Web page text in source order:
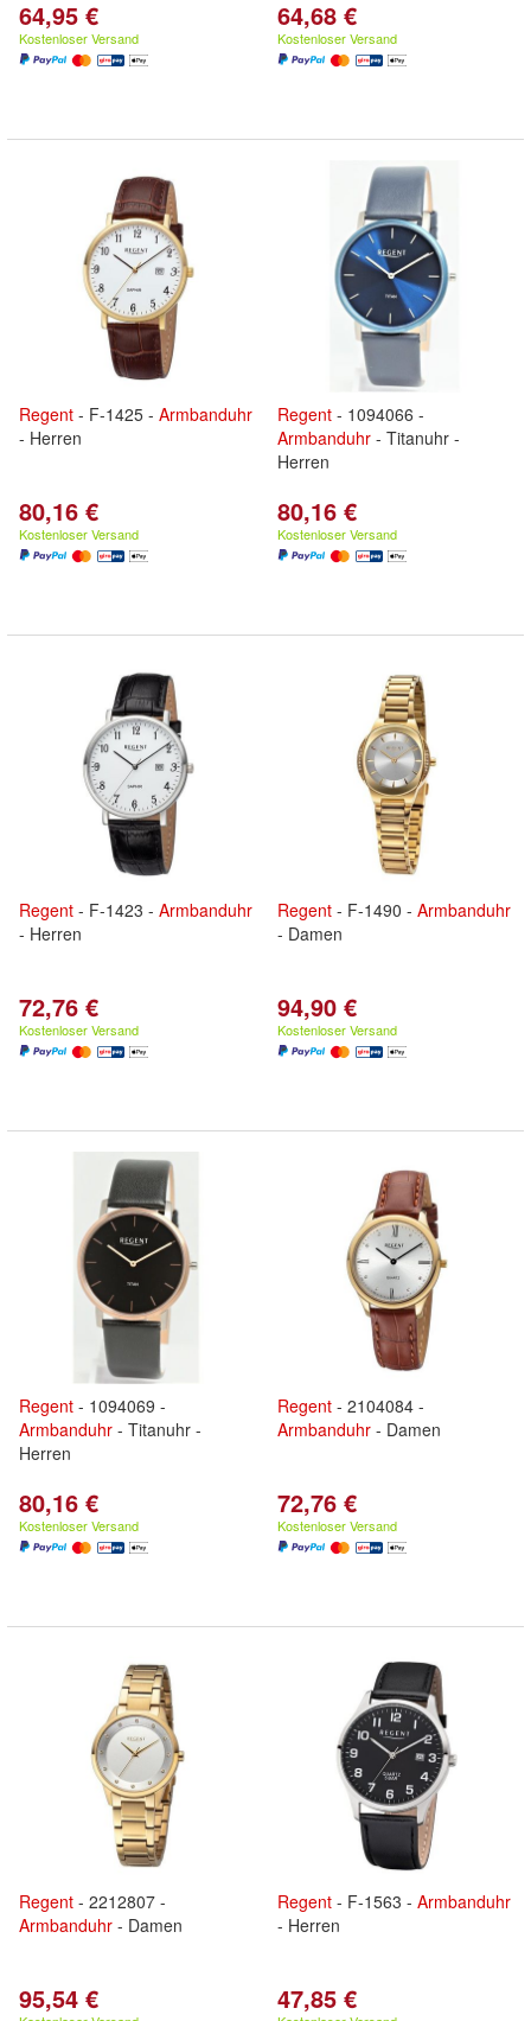
64,95 €
Kostenloser Versand
64,68 €
Kostenloser Versand
Regent - F-1425 - Armbanduhr
- Herren
80,16 €
Kostenloser Versand
Regent - 1094066 -
Armbanduhr - Titanuhr -
Herren
80,16 €
Kostenloser Versand
Regent - F-1423 - Armbanduhr
- Herren
72,76 €
Kostenloser Versand
Regent - F-1490 - Armbanduhr
- Damen
94,90 €
Kostenloser Versand
Regent - 1094069 -
Armbanduhr - Titanuhr -
Herren
80,16 €
Kostenloser Versand
Regent - 2104084 -
Armbanduhr - Damen
72,76 €
Kostenloser Versand
Regent - 2212807 -
Armbanduhr - Damen
95,54 €
Regent - F-1563 - Armbanduhr
- Herren
47,85 €